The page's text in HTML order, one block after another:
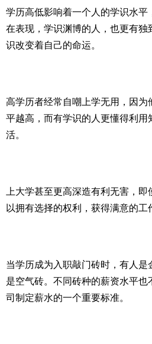
学历高低影响着一个人的学识水平
在表现，学识渊博的人，也更有独
识改变着自己的命运。
高学历者经常自嘲上学无用，因为
平越高，而有学识的人更懂得利用
活。
上大学甚至更高深造有利无害，
以拥有选择的权利，获得满意的工
当学历成为入职敲门砖时，有人是
是空气砖。不同砖种的薪资水平
司制定薪水的一个重要标准。